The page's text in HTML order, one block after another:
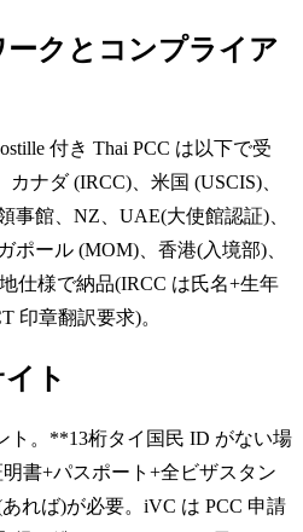
クとコンプライア
付き Thai PCC は以下で受
ナダ (IRCC)、米国 (USCIS)、
事館、NZ、UAE(大使館認証)、
ポール (MOM)、香港(入境部)、
仕様で納品(IRCC は氏名+生年
印章翻訳要求)。
ト
ト。**13桁タイ国民 ID がない場
書+パスポート+全ビザスタン
れば)が必要。iVC は PCC 申請